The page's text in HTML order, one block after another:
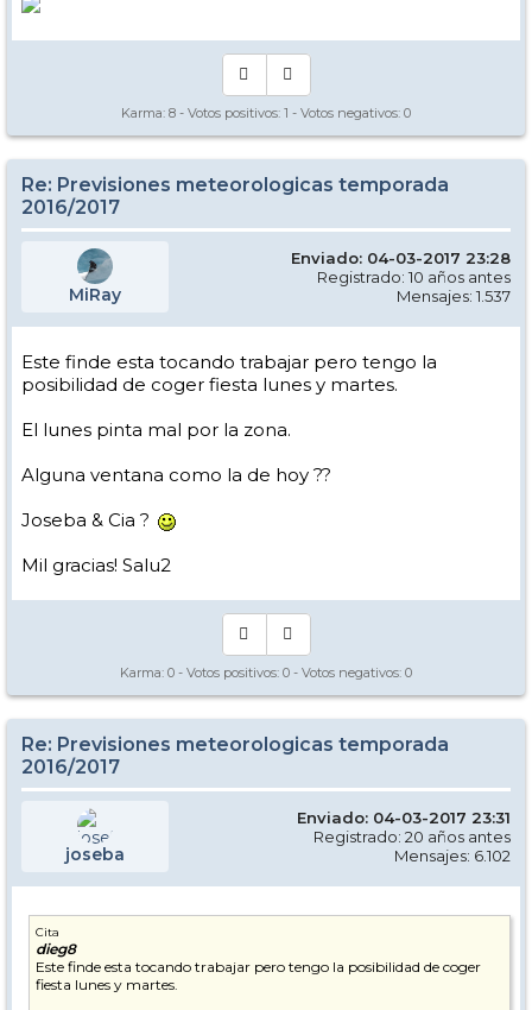
Karma: 8 - Votos positivos: 1 - Votos negativos: 0
Re: Previsiones meteorologicas temporada
2016/2017
MiRay
Enviado: 04-03-2017 23:28
Registrado: 10 años antes
Mensajes: 1.537
Este finde esta tocando trabajar pero tengo la
posibilidad de coger fiesta lunes y martes.
El lunes pinta mal por la zona.
Alguna ventana como la de hoy ??
Joseba & Cia ?
Mil gracias! Salu2
Karma: 0 - Votos positivos: 0 - Votos negativos: 0
Re: Previsiones meteorologicas temporada
2016/2017
joseba
Enviado: 04-03-2017 23:31
Registrado: 20 años antes
Mensajes: 6.102
Cita
dieg8
Este finde esta tocando trabajar pero tengo la posibilidad de coger
fiesta lunes y martes.